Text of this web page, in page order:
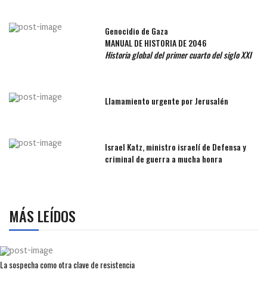
Genocidio de Gaza
MANUAL DE HISTORIA DE 2046
Historia global del primer cuarto del siglo XXI
Llamamiento urgente por Jerusalén
Israel Katz, ministro israelí de Defensa y
criminal de guerra a mucha honra
MÁS LEÍDOS
La sospecha como otra clave de resistencia